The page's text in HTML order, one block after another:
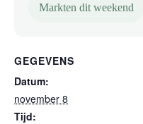
Markten dit weekend
GEGEVENS
Datum:
november 8
Tijd: